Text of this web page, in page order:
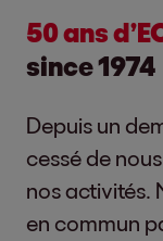
50 ans
since 1974
Depuis un
cessé de
nos activités.
en commun